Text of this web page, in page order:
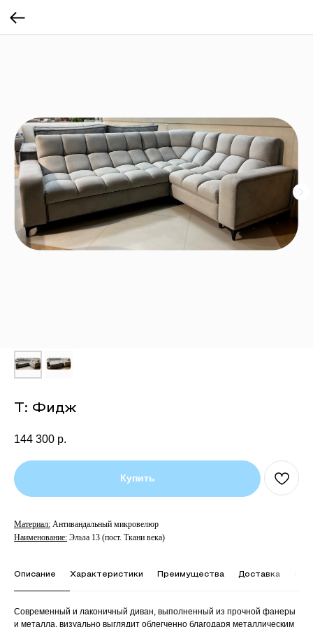
Т: Фидж
144 300 р.
Купить
Материал: Антивандальный микровелюр
Наименование: Эльза 13 (пост. Ткани века)
Описание Характеристики Преимущества Доставка
Современный и лаконичный диван, выполненный из прочной фанеры
и металла, визуально выглядит облегченно благодаря металлическим